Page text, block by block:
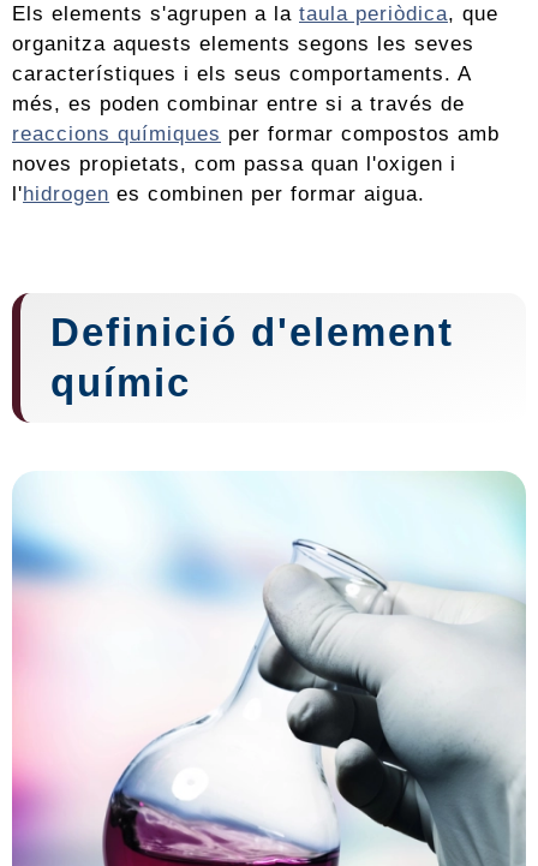
Els elements s'agrupen a la taula periòdica, que
organitza aquests elements segons les seves
característiques i els seus comportaments. A
més, es poden combinar entre si a través de
reaccions químiques per formar compostos amb
noves propietats, com passa quan l'oxigen i
l'hidrogen es combinen per formar aigua.
Definició d'element
químic